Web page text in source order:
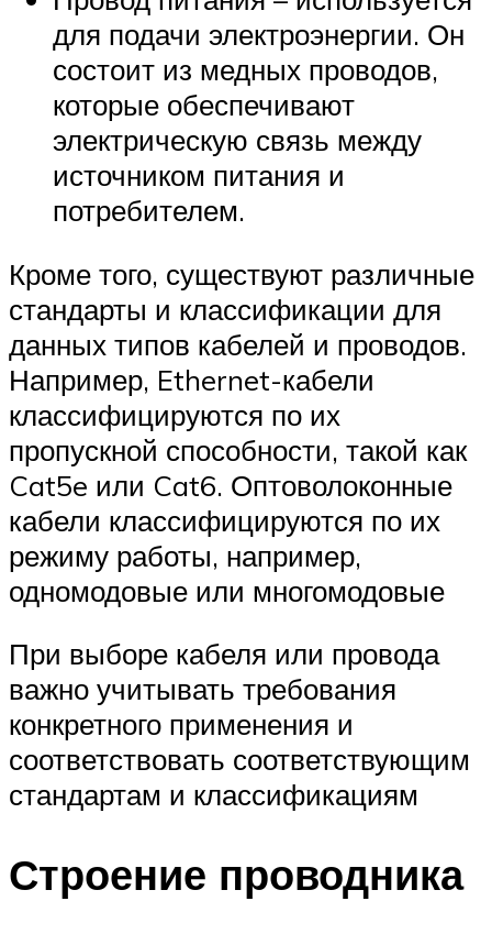
для подачи электроэнергии. Он
состоит из медных проводов,
которые обеспечивают
электрическую связь между
источником питания и
потребителем.
Кроме того, существуют различные
стандарты и классификации для
данных типов кабелей и проводов.
Например, Ethernet-кабели
классифицируются по их
пропускной способности, такой как
Cat5e или Cat6. Оптоволоконные
кабели классифицируются по их
режиму работы, например,
одномодовые или многомодовые
При выборе кабеля или провода
важно учитывать требования
конкретного применения и
соответствовать соответствующим
стандартам и классификациям
Строение проводника